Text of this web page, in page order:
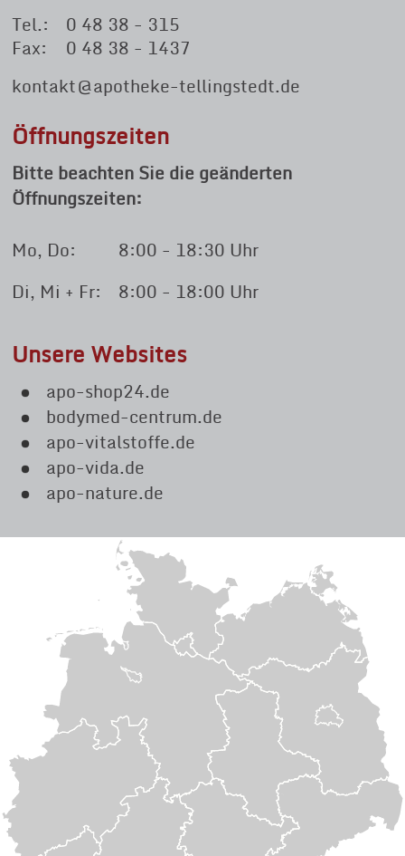
Tel.:
0 48 38 - 315
Fax:
0 48 38 - 1437
kontakt@apotheke-tellingstedt.de
Öffnungszeiten
Bitte beachten Sie die geänderten
Öffnungszeiten:
Mo, Do:
8:00 - 18:30 Uhr
Di, Mi + Fr:
8:00 - 18:00 Uhr
Unsere Websites
apo-shop24.de
bodymed-centrum.de
apo-vitalstoffe.de
apo-vida.de
apo-nature.de